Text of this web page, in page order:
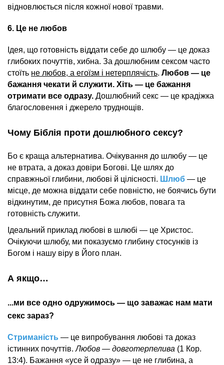
відновлюється після кожної нової травми.
6. Це не любов
Ідея, що готовність віддати себе до шлюбу — це доказ
глибоких почуттів, хибна. За дошлюбним сексом часто
стоїть не любов, а егоїзм і нетерплячість. Любов — це
бажання чекати й служити. Хіть — це бажання
отримати все одразу. Дошлюбний секс — це крадіжка
благословення і джерело труднощів.
Чому Біблія проти дошлюбного сексу?
Бо є краща альтернатива. Очікування до шлюбу — це
не втрата, а доказ довіри Богові. Це шлях до
справжньої глибини, любові й цілісності. Шлюб — це
місце, де можна віддати себе повністю, не боячись бути
відкинутим, де присутня Божа любов, повага та
готовність служити.
Ідеальний приклад любові в шлюбі — це Христос.
Очікуючи шлюбу, ми показуємо глибину стосунків із
Богом і нашу віру в Його план.
А якщо…
...ми все одно одружимось — що заважає нам мати
секс зараз?
Стриманість — це випробування любові та доказ
істинних почуттів.Любов — довготерпелива (1 Кор.
13:4). Бажання «усе й одразу» — це не глибина, а